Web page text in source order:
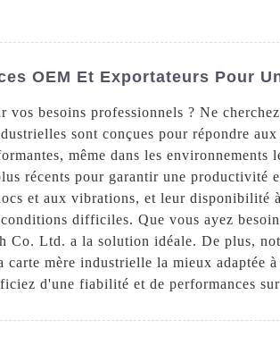
OEM Et Exportateurs Pour
besoins professionnels ? Ne
sont conçues pour répondre
même dans les environnements
récents pour garantir une productivité
et aux vibrations, et leur disponibilité
difficiles. Que vous ayez
Co. Ltd. a la solution idéale. De plus,
carte mère industrielle la mieux adaptée
d'une fiabilité et de performances